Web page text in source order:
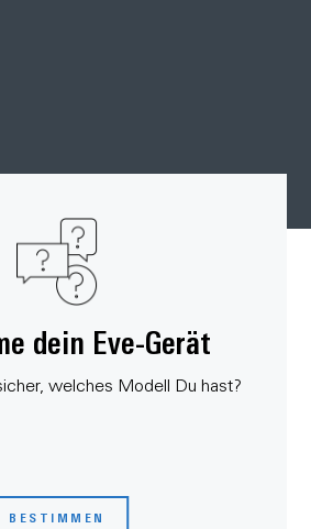
dein Eve-Gerät
welches Modell Du hast?
BESTIMMEN